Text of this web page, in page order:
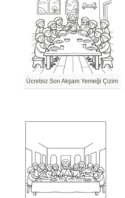
Ücretsiz Son Akşam Yemeği Çizim